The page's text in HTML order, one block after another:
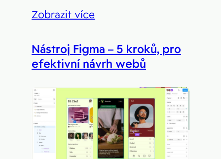
Zobrazit více
Nástroj Figma – 5 kroků, pro
efektivní návrh webů